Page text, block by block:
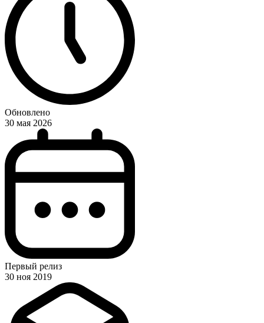
Обновлено
30 мая 2026
Первый релиз
30 ноя 2019